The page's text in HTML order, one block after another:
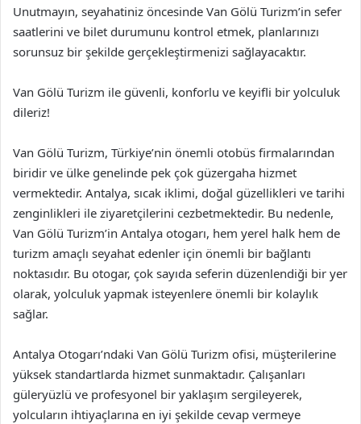
Unutmayın, seyahatiniz öncesinde Van Gölü Turizm’in sefer
saatlerini ve bilet durumunu kontrol etmek, planlarınızı
sorunsuz bir şekilde gerçekleştirmenizi sağlayacaktır.
Van Gölü Turizm ile güvenli, konforlu ve keyifli bir yolculuk
dileriz!
Van Gölü Turizm, Türkiye’nin önemli otobüs firmalarından
biridir ve ülke genelinde pek çok güzergaha hizmet
vermektedir. Antalya, sıcak iklimi, doğal güzellikleri ve tarihi
zenginlikleri ile ziyaretçilerini cezbetmektedir. Bu nedenle,
Van Gölü Turizm’in Antalya otogarı, hem yerel halk hem de
turizm amaçlı seyahat edenler için önemli bir bağlantı
noktasıdır. Bu otogar, çok sayıda seferin düzenlendiği bir yer
olarak, yolculuk yapmak isteyenlere önemli bir kolaylık
sağlar.
Antalya Otogarı’ndaki Van Gölü Turizm ofisi, müşterilerine
yüksek standartlarda hizmet sunmaktadır. Çalışanları
güleryüzlü ve profesyonel bir yaklaşım sergileyerek,
yolcuların ihtiyaçlarına en iyi şekilde cevap vermeye